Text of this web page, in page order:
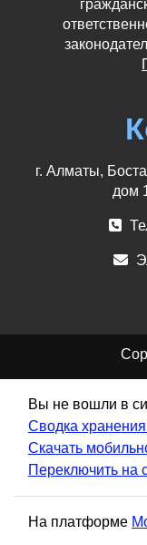
г. Алматы,
дом
Вы не вошли в
Сводка
Скачать
Переключить на
На платформе